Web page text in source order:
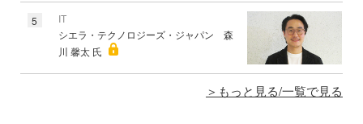
5
IT
シエラ・テクノロジーズ・ジャパン 森
川 馨太 氏
もっと見る/一覧で見る